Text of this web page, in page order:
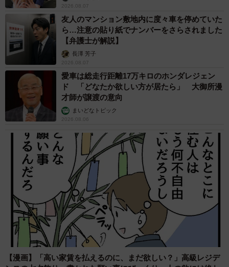
2026.08.07
友人のマンション敷地内に度々車を停めていた
ら…注意の貼り紙でナンバーをさらされました
【弁護士が解説】
長澤 芳子
2026.08.07
愛車は総走行距離17万キロのホンダレジェン
ド 「どなたか欲しい方が居たら」 大御所漫
才師が譲渡の意向
まいどなトピック
2026.08.06
【漫画】「高い家賃を払えるのに、まだ欲しい？」高級レジデ